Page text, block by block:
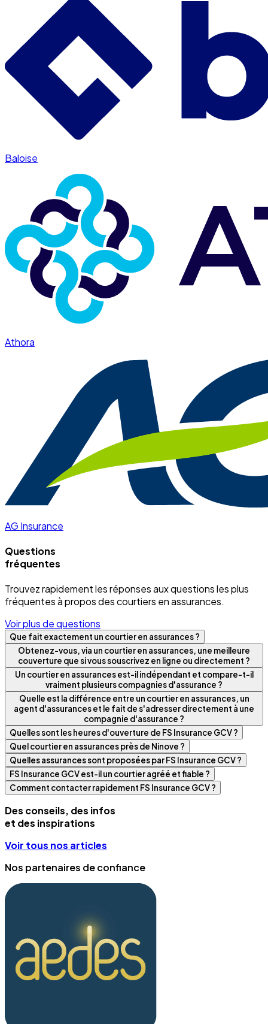
Baloise
Athora
AG Insurance
Questions
fréquentes
Trouvez rapidement les réponses aux questions les plus
fréquentes à propos des courtiers en assurances.
Voir plus de questions
Que fait exactement un courtier en assurances ?
Obtenez-vous, via un courtier en assurances, une meilleure
couverture que si vous souscrivez en ligne ou directement ?
Un courtier en assurances est-il indépendant et compare-t-il
vraiment plusieurs compagnies d'assurance ?
Quelle est la différence entre un courtier en assurances, un
agent d'assurances et le fait de s'adresser directement à une
compagnie d'assurance ?
Quelles sont les heures d'ouverture de FS Insurance GCV ?
Quel courtier en assurances près de Ninove ?
Quelles assurances sont proposées par FS Insurance GCV ?
FS Insurance GCV est-il un courtier agréé et fiable ?
Comment contacter rapidement FS Insurance GCV ?
Des conseils, des infos
et des inspirations
Voir tous nos articles
Nos partenaires de confiance